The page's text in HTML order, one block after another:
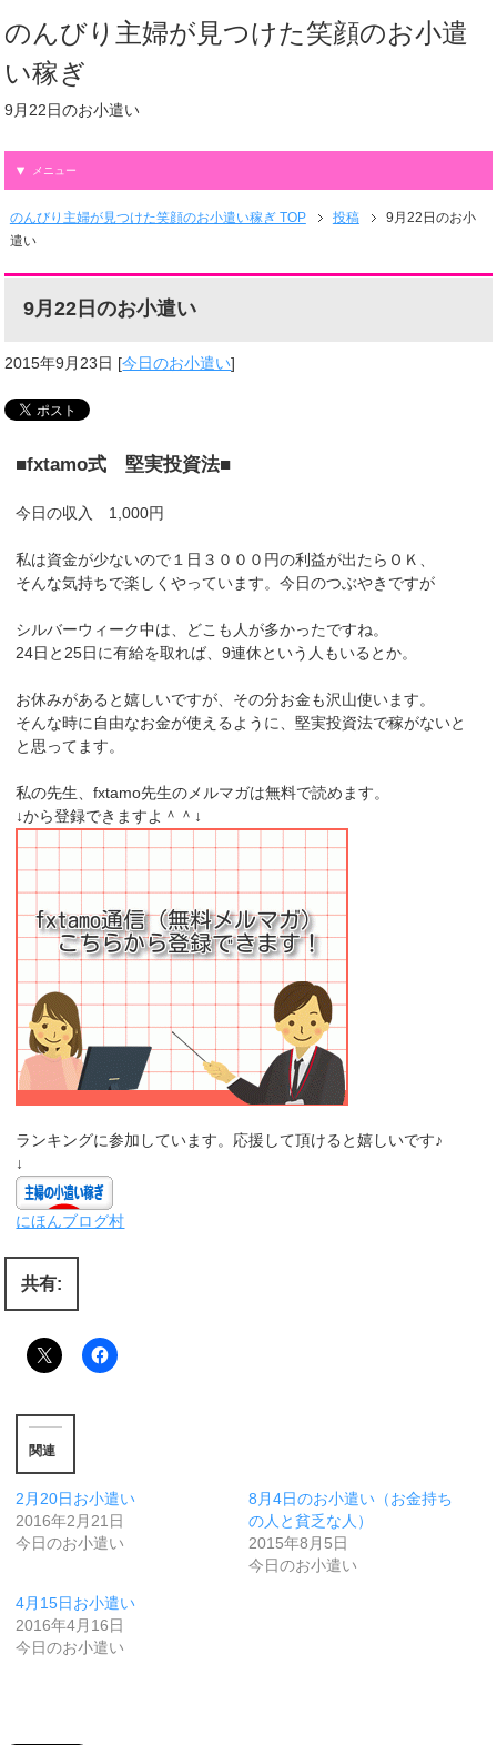
のんびり主婦が見つけた笑顔のお小遣
い稼ぎ
9月22日のお小遣い
メニュー
のんびり主婦が見つけた笑顔のお小遣い稼ぎ TOP 投稿
9月22日のお小
遣い
9月22日のお小遣い
2015年9月23日 [今日のお小遣い]
■fxtamo式 堅実投資法■
今日の収入 1,000円
私は資金が少ないので１日３０００円の利益が出たらＯＫ、
そんな気持ちで楽しくやっています。今日のつぶやきですが
シルバーウィーク中は、どこも人が多かったですね。
24日と25日に有給を取れば、9連休という人もいるとか。
お休みがあると嬉しいですが、その分お金も沢山使います。
そんな時に自由なお金が使えるように、堅実投資法で稼がないと
と思ってます。
私の先生、fxtamo先生のメルマガは無料で読めます。
↓から登録できますよ＾＾↓
ランキングに参加しています。応援して頂けると嬉しいです♪
↓
にほんブログ村
共有:
関連
2月20日お小遣い
2016年2月21日
今日のお小遣い
8月4日のお小遣い（お金持ち
の人と貧乏な人）
2015年8月5日
今日のお小遣い
4月15日お小遣い
2016年4月16日
今日のお小遣い